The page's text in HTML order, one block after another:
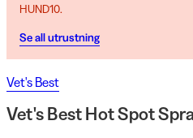
HUND10.
Se all utrustning
Vet's Best
Vet's Best Hot Spot